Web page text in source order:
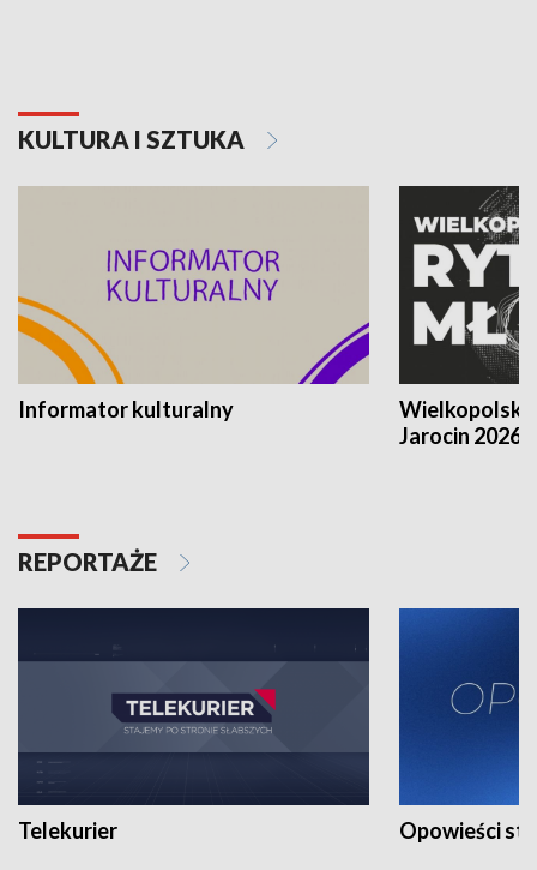
KULTURA I SZTUKA
Informator kulturalny
Jarocin 2026
REPORTAŻE
Telekurier Opowieści